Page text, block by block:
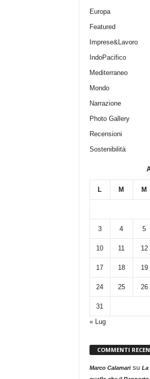
Europa
Featured
Imprese&Lavoro
IndoPacifico
Mediterraneo
Mondo
Narrazione
Photo Gallery
Recensioni
Sostenibilità
L M M
3 4 5
10 11 12
17 18 19
24 25 26
31
« Lug
COMMENTI
Marco Calamarisu La